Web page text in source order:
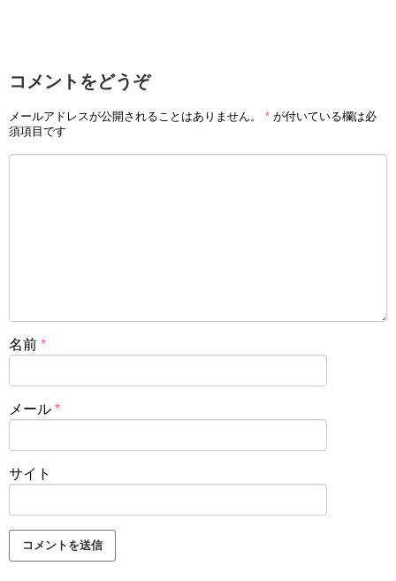
コメントをどうぞ
メールアドレスが公開されることはありません。 * が付いている欄は必
須項目です
名前 *
メール *
サイト